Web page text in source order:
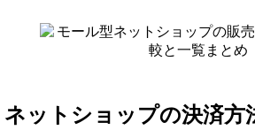
ネットショップの決済方